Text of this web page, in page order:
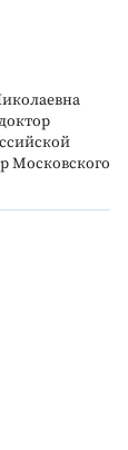
Московского